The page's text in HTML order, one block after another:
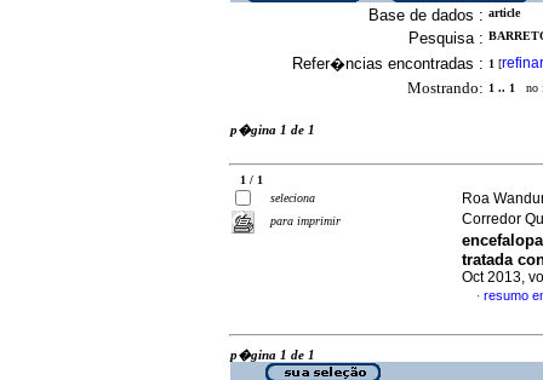
Base de dados : article
Pesquisa :
Refer�ncias encontradas : 1 [refinar
Mostrando: 1 .. 1 no
p�gina 1 de 1
1 / 1
seleciona
para imprimir
Roa
Corredor
tratada
Oct 2013,
· resumo
p�gina 1 de 1